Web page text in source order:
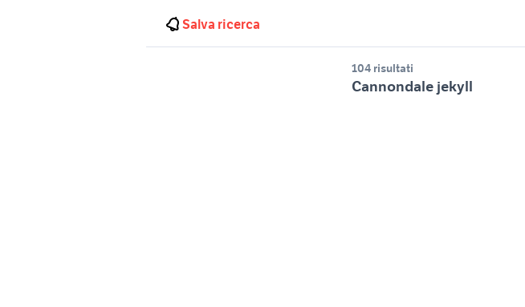
Salva ricerca
104 risultati
Cannondale jekyll